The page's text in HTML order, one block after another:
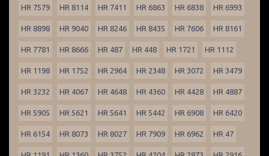
HR 7579 HR 8114 HR 7411 HR 6863 HR 6838 HR 6993
HR 8898 HR 9040 HR 8246 HR 8435 HR 7606 HR 8161
HR 7781 HR 8666 HR 487 HR 448 HR 1721 HR 1112
HR 1198 HR 1752 HR 2964 HR 2348 HR 3072 HR 3479
HR 3232 HR 4067 HR 4648 HR 4360 HR 4428 HR 4887
HR 5905 HR 5621 HR 5641 HR 5442 HR 6908 HR 6420
HR 6154 HR 8073 HR 8027 HR 7909 HR 6962 HR 47